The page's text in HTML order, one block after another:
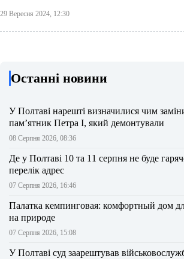
29 Вересня 2024, 12:30
Останні новини
У Полтаві нарешті визначилися чим
пам’ятник Петра І, який демонтували
08 Серпня 2026, 08:36
Де у Полтаві 10 та 11 серпня не буде
перелік адрес
07 Серпня 2026, 16:46
Палатка кемпинговая: комфортный дом
на природе
07 Серпня 2026, 15:08
У Полтаві суд заарештував